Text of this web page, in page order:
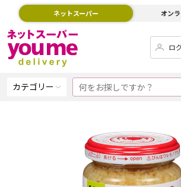
ネットスーパー オン
ロ
カテゴリー